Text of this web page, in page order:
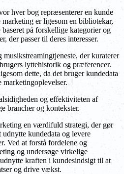
hver bog repræsenterer en kunde
marketing er ligesom en bibliotekar,
på forskellige kategorier og
der passer til deres interesser.
der kuraterer
lyttehistorik og præferencer.
dette, da det bruger kundedata
marketingoplevelser.
og effektiviteten af
brancher og kontekster.
en værdifuld strategi, der gør
kundedata og levere
Ved at forstå fordelene og
og undersøge virkelige
kraften i kundesindsigt til at
og drive vækst.